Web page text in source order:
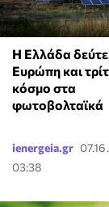
Η Ελλάδα
Ευρώπη και
κόσμο στα
φωτοβολταϊκά
ienergeia.gr
03:38